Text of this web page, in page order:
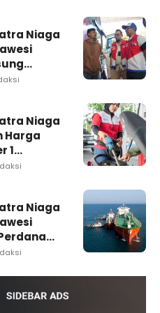
Niaga
di
Niaga
Harga
1
Niaga
di